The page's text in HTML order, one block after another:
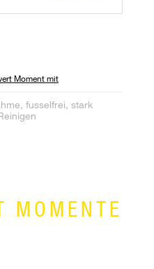
Moment mit
fusselfrei, stark
MOMENTE